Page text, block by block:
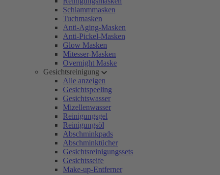
Schlammmasken
Tuchmasken
Anti-Aging-Masken
Anti-Pickel-Masken
Glow Masken
Mitesser-Masken
Overnight Maske
Gesichtsreinigung
Alle anzeigen
Gesichtspeeling
Gesichtswasser
Mizellenwasser
Reinigungsgel
Reinigungsöl
Abschminkpads
Abschminktücher
Gesichtsreinigungssets
Gesichtsseife
Make-up-Entferner